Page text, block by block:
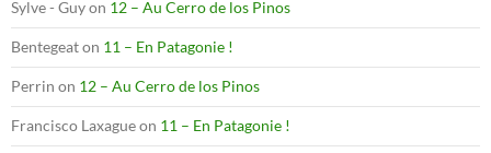
Sylve - Guyon 12 – Au Cerro de los Pinos
Bentegeaton 11 – En Patagonie !
Perrin on 12 – Au Cerro de los Pinos
Francisco Laxagueon 11 – En Patagonie !